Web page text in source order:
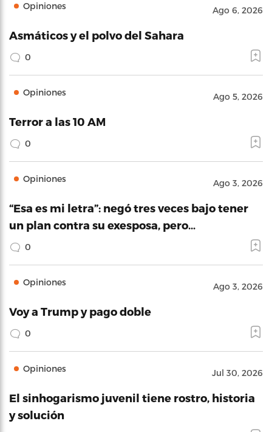
Opiniones Ago 6, 2026
Asmáticos y el polvo del Sahara
0
Opiniones Ago 5, 2026
Terror a las 10 AM
0
Opiniones Ago 3, 2026
“Esa es mi letra”: negó tres veces bajo tener
un plan contra su exesposa, pero…
0
Opiniones Ago 3, 2026
Voy a Trump y pago doble
0
Opiniones Jul 30, 2026
El sinhogarismo juvenil tiene rostro, historia
y solución